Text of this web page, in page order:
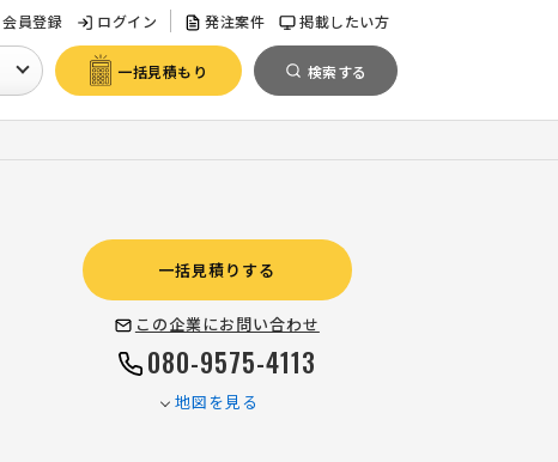
会員登録 ログイン 発注案件 掲載したい方
一括見積もり 検索する
一括見積りする
この企業にお問い合わせ
080-9575-4113
地図を見る